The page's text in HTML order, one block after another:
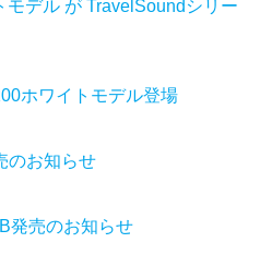
デル が TravelSoundシリー
ホワイトモデル登場
のお知らせ
発売のお知らせ